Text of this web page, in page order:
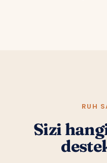
RUH
Sizi